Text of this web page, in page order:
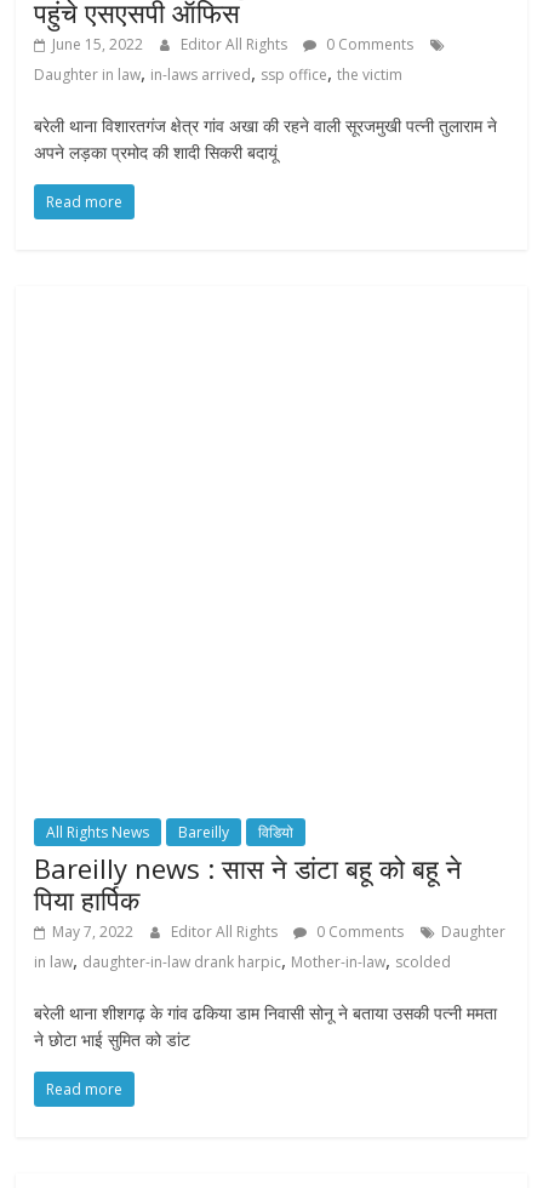
पहुंचे एसएसपी ऑफिस
June 15, 2022 Editor All Rights
0 Comments
Daughter in law, in-laws arrived, ssp office,the victim
बरेली थाना विशारतगंज क्षेत्र गांव अखा की रहने वाली सूरजमुखी पत्नी तुलाराम ने
अपने लड़का प्रमोद की शादी सिकरी बदायूं
Read more
All Rights News Bareilly विडियो
Bareilly news : सास ने डांटा बहू को बहू ने
पिया हार्पिक
May 7, 2022 Editor All Rights 0 Comments
Daughter
in law, daughter-in-law drank harpic, Mother-in-law, scolded
बरेली थाना शीशगढ़ के गांव ढकिया डाम निवासी सोनू ने बताया उसकी पत्नी ममता
ने छोटा भाई सुमित को डांट
Read more